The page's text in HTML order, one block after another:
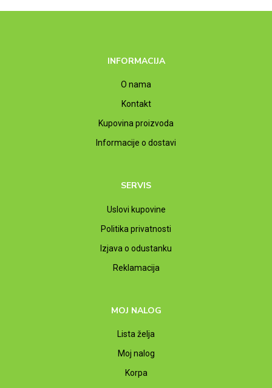
INFORMACIJA
O nama
Kontakt
Kupovina proizvoda
Informacije o dostavi
SERVIS
Uslovi kupovine
Politika privatnosti
Izjava o odustanku
Reklamacija
MOJ NALOG
Lista želja
Moj nalog
Korpa